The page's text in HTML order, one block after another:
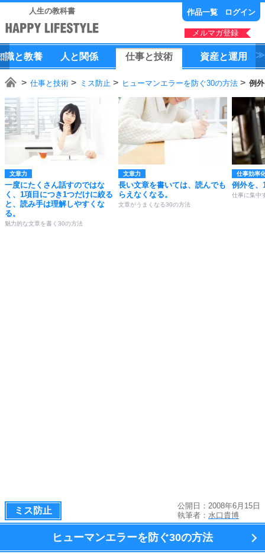
人生の教科書 作品一覧 ログイン
メルマガ登録
識と教養 人 と 関係 仕事と技術 資産と運用
仕事と技術 ミス防止 ヒューマンエラーを防ぐ30の方法 例
文章力
一度にたくさん話すのではな
く、1項目につき1つだけに絞る
と、読み手は理解しやすくな
る。
魅力的な文章を書く30の方法
文章力
長い文章を書いては、読んでも
らえなくなる。
文章がうまくなる30の方法
仕事効率
例外を、
仕事に集中
ミス防止
公開日：2008年6月15日
執筆者： 水口貴博
ヒューマンエラーを防ぐ30の方法